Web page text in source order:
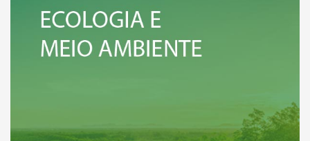
VEJA MAIS